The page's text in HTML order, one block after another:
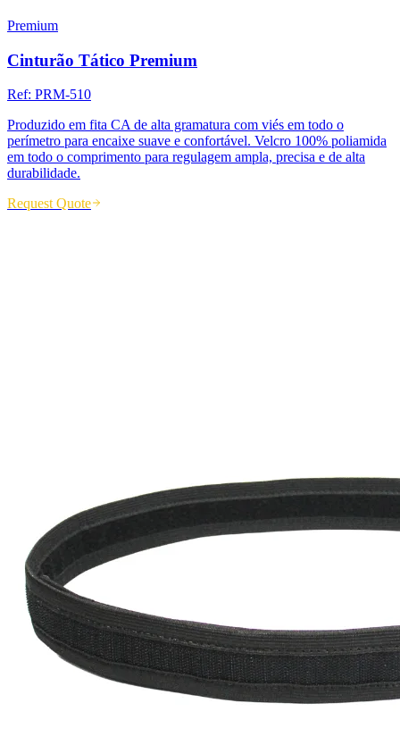
Premium
Cinturão Tático Premium
Ref: PRM-510
Produzido em fita CA de alta gramatura com viés em todo o
perímetro para encaixe suave e confortável. Velcro 100% poliamida
em todo o comprimento para regulagem ampla, precisa e de alta
durabilidade.
Request Quote